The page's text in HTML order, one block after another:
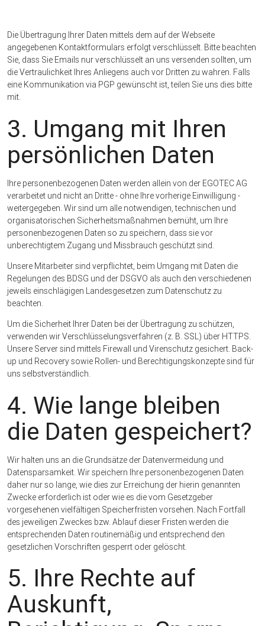
Die Übertragung Ihrer Daten mittels dem auf der Webseite
angegebenen Kontaktformulars erfolgt verschlüsselt. Bitte beachten
Sie, dass Sie Emails nur verschlüsselt an uns versenden sollten, um
die Vertraulichkeit Ihres Anliegens auch vor Dritten zu wahren. Falls
eine Kommunikation via PGP gewünscht ist, teilen Sie uns dies bitte
mit.
3. Umgang mit Ihren
persönlichen Daten
Ihre personenbezogenen Daten werden allein von der EGOTEC AG
verarbeitet und nicht an Dritte - ohne Ihre vorherige Einwilligung -
weitergegeben. Wir sind um alle notwendigen, technischen und
organisatorischen Sicherheitsmaßnahmen bemüht, um Ihre
personenbezogenen Daten so zu speichern, dass sie vor
unberechtigtem Zugang und Missbrauch geschützt sind.
Unsere Mitarbeiter sind verpflichtet, beim Umgang mit Daten die
Regelungen des BDSG und der DSGVO als auch den verschiedenen
jeweils einschlägigen Landesgesetzen zum Datenschutz zu
beachten.
Um die Sicherheit Ihrer Daten bei der Übertragung zu schützen,
verwenden wir Verschlüsselungsverfahren (z. B. SSL) über HTTPS.
Unsere Server sind mittels Firewall und Virenschutz gesichert. Back-
up und Recovery sowie Rollen- und Berechtigungskonzepte sind für
uns selbstverständlich.
4. Wie lange bleiben
die Daten gespeichert?
Wir halten uns an die Grundsätze der Datenvermeidung und
Datensparsamkeit. Wir speichern Ihre personenbezogenen Daten
daher nur so lange, wie dies zur Erreichung der hierin genannten
Zwecke erforderlich ist oder wie es die vom Gesetzgeber
vorgesehenen vielfältigen Speicherfristen vorsehen. Nach Fortfall
des jeweiligen Zweckes bzw. Ablauf dieser Fristen werden die
entsprechenden Daten routinemäßig und entsprechend den
gesetzlichen Vorschriften gesperrt oder gelöscht.
5. Ihre Rechte auf
Auskunft,